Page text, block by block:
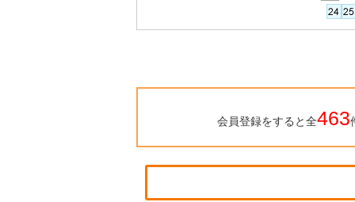
会員登録をすると全463